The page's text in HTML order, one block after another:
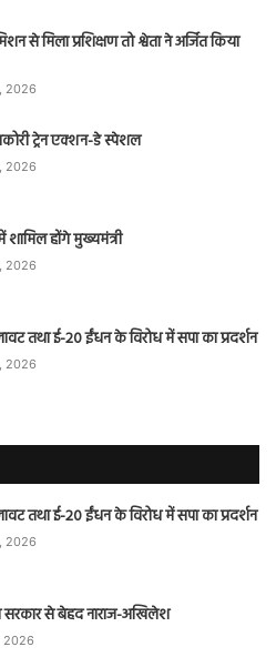
से मिला प्रशिक्षण तो श्वेता ने अर्जित किया
2026
ट्रेन एक्शन-डे स्पेशल
2026
में शामिल होंगे मुख्यमंत्री
2026
तथा ई-20 ईंधन के विरोध में सपा का प्रदर्शन
2026
तथा ई-20 ईंधन के विरोध में सपा का प्रदर्शन
2026
सरकार से बेहद नाराज-अखिलेश
2026